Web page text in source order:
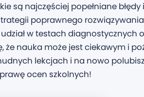
są najczęściej popełniane
poprawnego
w testach diagnostycznych
że nauka może jest ciekawym i
lekcjach i na nowo
ocen szkolnych!